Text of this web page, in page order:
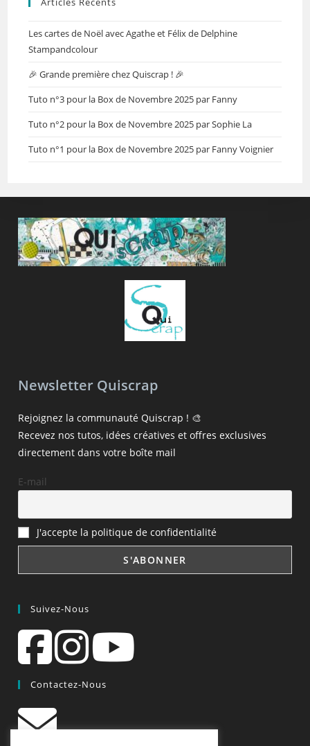
Les cartes de Noël avec Agathe et Félix de Delphine
Stampandcolour
🎉 Grande première chez Quiscrap ! 🎉
Tuto n°3 pour la Box de Novembre 2025 par Fanny
Tuto n°2 pour la Box de Novembre 2025 par Sophie La
Tuto n°1 pour la Box de Novembre 2025 par Fanny Voignier
Newsletter Quiscrap
Rejoignez la communauté Quiscrap ! 🎨
Recevez nos tutos, idées créatives et offres exclusives
directement dans votre boîte mail
E-mail
J'accepte la politique de confidentialité
Suivez-Nous
Contactez-Nous
contact@quiscrap.fr